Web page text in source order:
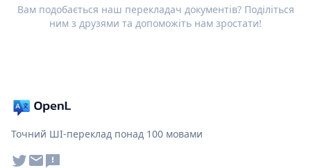
Вам подобається наш перекладач документів? Поділіться
ним з друзями та допоможіть нам зростати!
Точний ШІ-переклад понад 100 мовами